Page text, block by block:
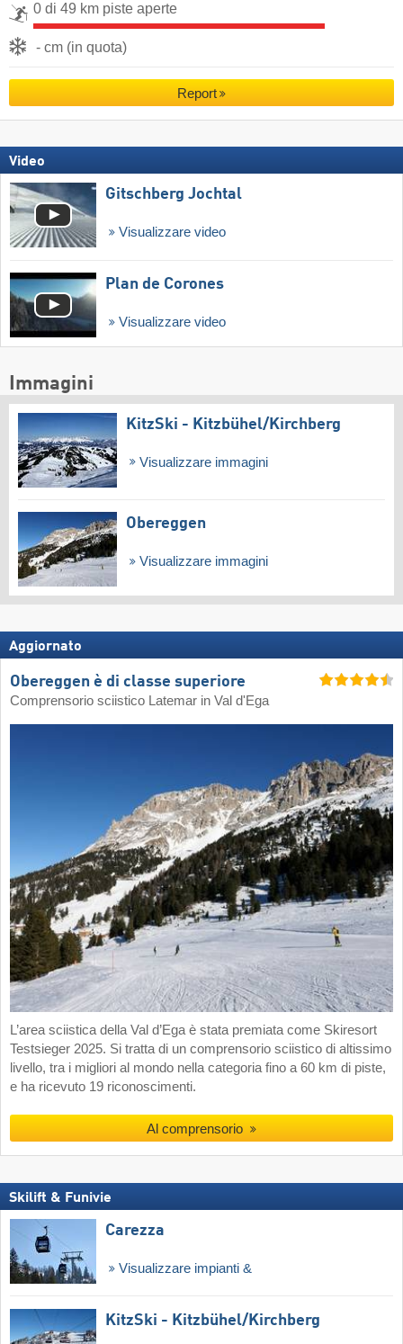
0 di 49 km piste aperte
- cm (in quota)
Report
Video
Gitschberg Jochtal
Visualizzare video
Plan de Corones
Visualizzare video
Immagini
KitzSki - Kitzbühel/​Kirchberg
Visualizzare immagini
Obereggen
Visualizzare immagini
Aggiornato
Obereggen è di classe superiore
Comprensorio sciistico Latemar in Val d'Ega
L’area sciistica della Val d’Ega è stata premiata come Skiresort
Testsieger 2025. Si tratta di un comprensorio sciistico di altissimo
livello, tra i migliori al mondo nella categoria fino a 60 km di piste,
e ha ricevuto 19 riconoscimenti.
Al comprensorio
Skilift & Funivie
Carezza
Visualizzare impianti &
KitzSki - Kitzbühel/​Kirchberg